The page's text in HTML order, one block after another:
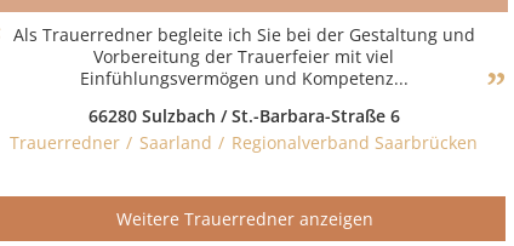
Als Trauerredner begleite ich Sie bei der Gestaltung und
Vorbereitung der Trauerfeier mit viel
Einfühlungsvermögen und Kompetenz...
66280 Sulzbach / St.-Barbara-Straße 6
Trauerredner
Saarland Regionalverband Saarbrücken
Weitere Trauerredner anzeigen